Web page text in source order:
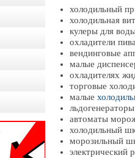
холодильный
холодильная
кулеры для
охладители
вендинговые
малые
охладителях
торговые
малые
льдогенераторы
автоматы
холодильный
морозильный
электрический